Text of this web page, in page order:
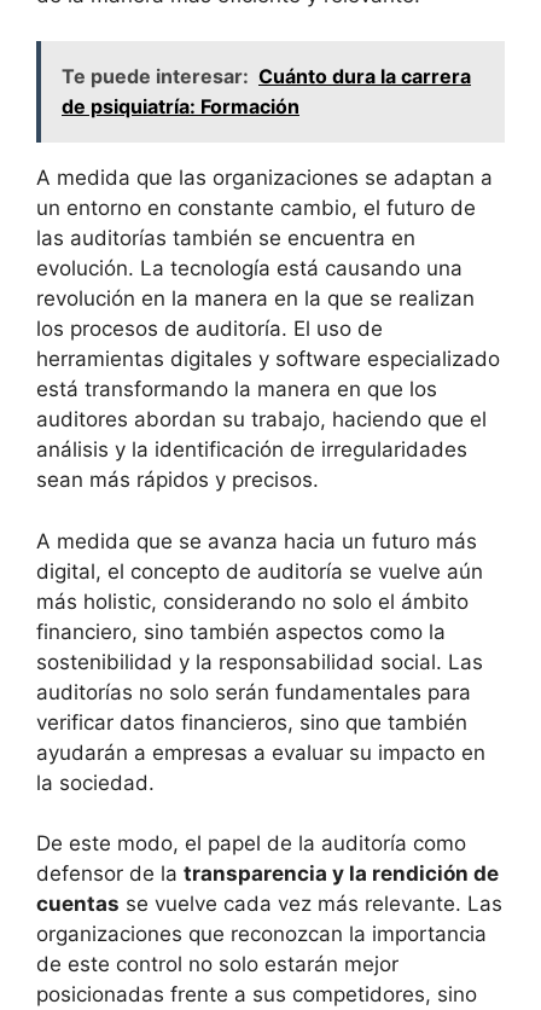
Te puede interesar: Cuánto dura la carrera
de psiquiatría: Formación
A medida que las organizaciones se adaptan a
un entorno en constante cambio, el futuro de
las auditorías también se encuentra en
evolución. La tecnología está causando una
revolución en la manera en la que se realizan
los procesos de auditoría. El uso de
herramientas digitales y software especializado
está transformando la manera en que los
auditores abordan su trabajo, haciendo que el
análisis y la identificación de irregularidades
sean más rápidos y precisos.
A medida que se avanza hacia un futuro más
digital, el concepto de auditoría se vuelve aún
más holistic, considerando no solo el ámbito
financiero, sino también aspectos como la
sostenibilidad y la responsabilidad social. Las
auditorías no solo serán fundamentales para
verificar datos financieros, sino que también
ayudarán a empresas a evaluar su impacto en
la sociedad.
De este modo, el papel de la auditoría como
defensor de la transparencia y la rendición de
cuentas se vuelve cada vez más relevante. Las
organizaciones que reconozcan la importancia
de este control no solo estarán mejor
posicionadas frente a sus competidores, sino